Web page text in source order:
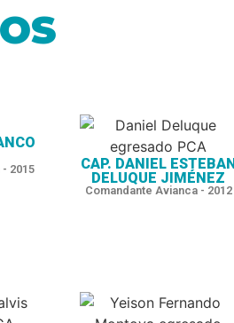
2015
CAP. DANIEL ESTEBAN
DELUQUE JIMÉNEZ
Comandante Avianca - 2012